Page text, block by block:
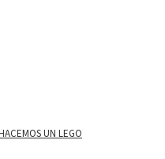
UN LEGO